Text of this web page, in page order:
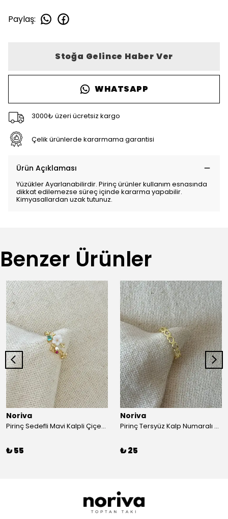
Paylaş:
Stoğa Gelince Haber Ver
WHATSAPP
3000₺ üzeri ücretsiz kargo
Çelik ürünlerde kararmama garantisi
Ürün Açıklaması
Yüzükler Ayarlanabilirdir. Pirinç ürünler kullanım esnasında
dikkat edilemezse süreç içinde kararma yapabilir.
Kimyasallardan uzak tutunuz.
Benzer Ürünler
Noriva
Pirinç Sedefli Mavi Kalpli Çiçek Ayarlamalı Yüzük
₺ 55
Noriva
Pirinç Tersyüz Kalp Numaralı Yüzük
₺ 25